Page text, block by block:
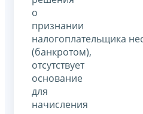
о
признании
налогоплательщика
(банкротом),
отсутствует
основание
для
начисления